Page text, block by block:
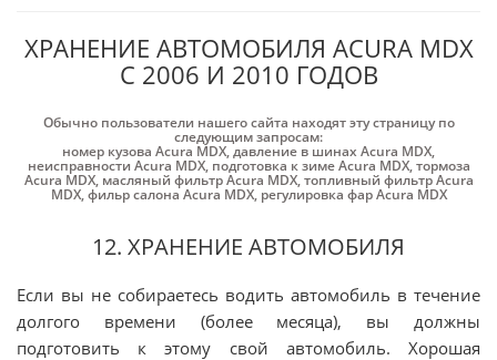
ХРАНЕНИЕ АВТОМОБИЛЯ ACURA MDX
С 2006 И 2010 ГОДОВ
Обычно пользователи нашего сайта находят эту страницу по
следующим запросам:
номер кузова Acura MDX,давление в шинах Acura MDX,
неисправности Acura MDX, подготовка к зиме Acura MDX,тормоза
Acura MDX, масляный фильтр Acura MDX,топливный фильтр Acura
MDX,фильр салона Acura MDX, регулировка фар Acura MDX
12. ХРАНЕНИЕ АВТОМОБИЛЯ
Если вы не собираетесь водить автомобиль в течение
долгого времени (более месяца), вы должны
подготовить к этому свой автомобиль. Хорошая